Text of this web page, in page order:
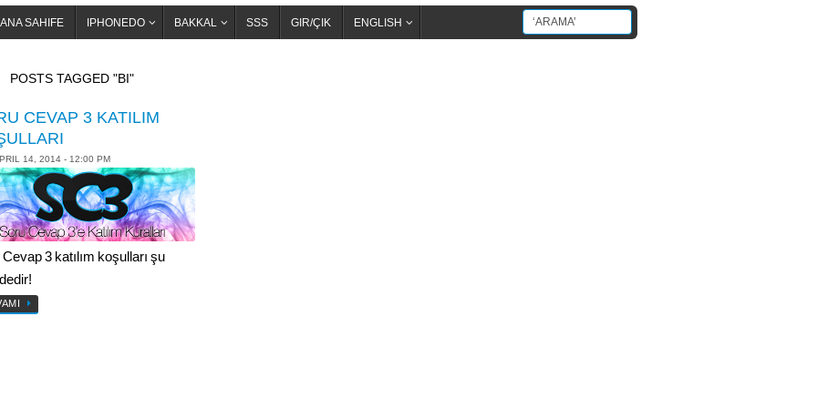
ANA SAHIFE IPHONEDO BAKKAL SSS GIR/ÇIK ENGLISH
POSTS TAGGED "BI"
CEVAP 3 KATILIM
14, 2014 - 12:00 PM
3 katılım koşulları şu